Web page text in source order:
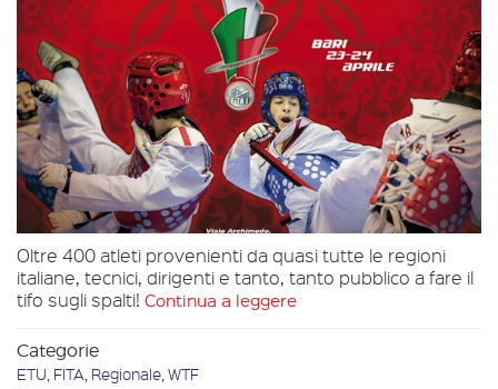
Oltre 400 atleti provenienti da quasi tutte le regioni
italiane, tecnici, dirigenti e tanto, tanto pubblico a fare il
tifo sugli spalti! Continua a leggere
Categorie
ETU FITA Regionale WTF